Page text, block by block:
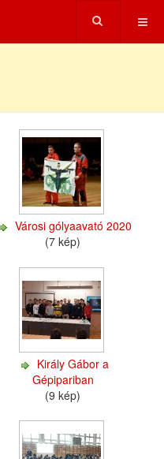
Városi gólyaavató 2020
(7 kép)
Király Gábor a
Gépipariban
(9 kép)